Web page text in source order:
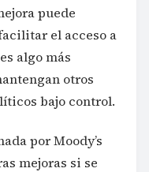
puede
el acceso a
algo más
otros
bajo control.
por Moody’s
mejoras si se